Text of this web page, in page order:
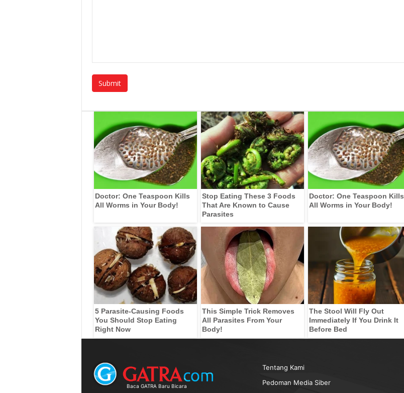
Doctor: One Teaspoon Kills
All Worms in Your Body!
Stop Eating These 3 Foods
That Are Known to Cause
Parasites
Doctor: One Teaspoon Kills
All Worms in Your Body!
5 Parasite-Causing Foods
You Should Stop Eating
Right Now
This Simple Trick Removes
All Parasites From Your
Body!
The Stool Will Fly Out
Immediately If You Drink It
Before Bed
Baca GATRA Baru Bicara
Tentang Kami
Pedoman Media Siber